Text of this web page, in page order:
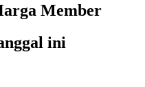
Member
ini